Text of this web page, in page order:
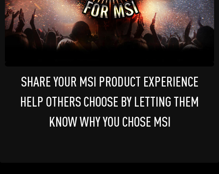
SHARE YOUR MSI PRODUCT EXPERIENCE
HELP OTHERS CHOOSE BY LETTING THEM
KNOW WHY YOU CHOSE MSI